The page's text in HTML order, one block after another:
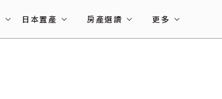
日本置產 房產選讀 更多